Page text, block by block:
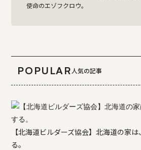
使命のエゾフクロウ。
POPULAR人気の記事
【北海道ビルダーズ協会】北海道の家
る。